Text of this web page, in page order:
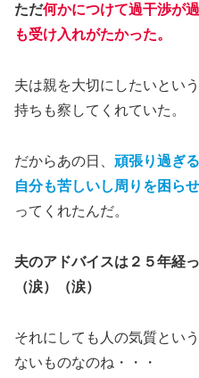
ただ何かにつけて過干渉が
も受け入れがたかった。
夫は親を大切にしたいとい
持ちも察してくれていた。
だからあの日、 頑張り過ぎ
自分も苦しいし周りを困ら
ってくれたんだ。
夫のアドバイスは２５年経
（涙）（涙）
それにしても人の気質とい
ないものなのね・・・